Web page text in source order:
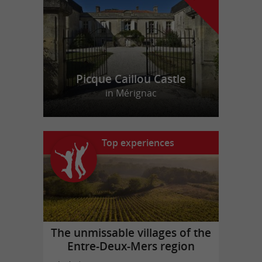
Picque Caillou Castle
in Mérignac
Top experiences
The unmissable villages of the
Entre-Deux-Mers region